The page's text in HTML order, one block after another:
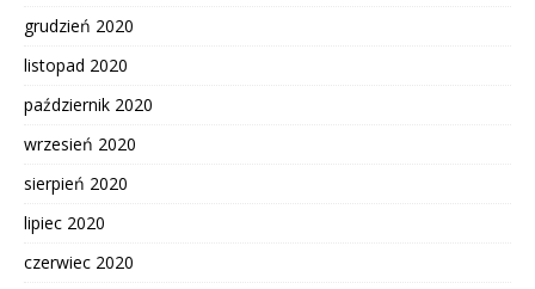
grudzień 2020
listopad 2020
październik 2020
wrzesień 2020
sierpień 2020
lipiec 2020
czerwiec 2020